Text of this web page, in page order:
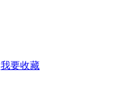
我要收藏